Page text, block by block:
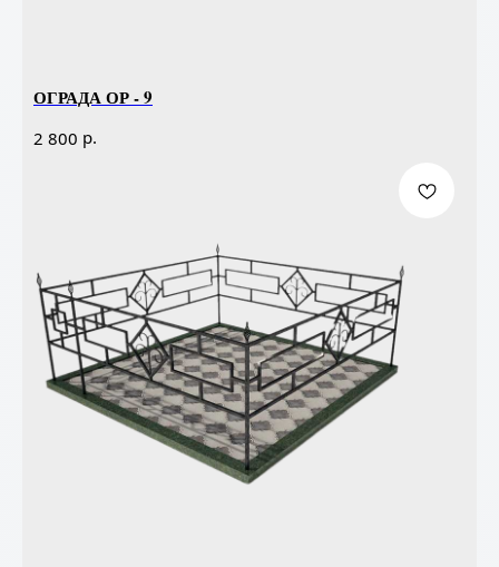
ОГРАДА ОР - 9
2 800 р.